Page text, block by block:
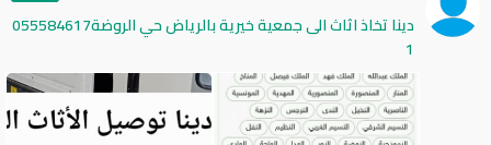
دينا تخاذ اثاث الى جمعية خيرية بالرياض حي الروضة055584617
1